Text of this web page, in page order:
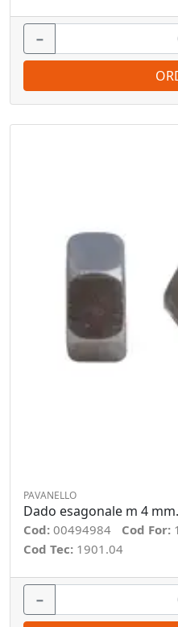
−
PAVANELLO
Dado esagonale m 4
Cod: 00494984 Cod For:
Cod Tec: 1901.04
−